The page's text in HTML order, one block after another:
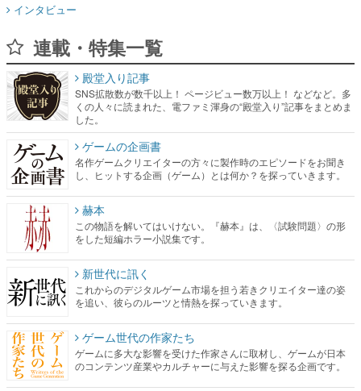
インタビュー
連載・特集一覧
殿堂入り記事
SNS拡散数が数千以上！ ページビュー数万以上！ などなど。多
くの人々に読まれた、電ファミ渾身の“殿堂入り”記事をまとめま
した。
ゲームの企画書
名作ゲームクリエイターの方々に製作時のエピソードをお聞き
し、ヒットする企画（ゲーム）とは何か？を探っていきます。
赫本
この物語を解いてはいけない。『赫本』は、〈試験問題〉の形
をした短編ホラー小説集です。
新世代に訊く
これからのデジタルゲーム市場を担う若きクリエイター達の姿
を追い、彼らのルーツと情熱を探っていきます。
ゲーム世代の作家たち
ゲームに多大な影響を受けた作家さんに取材し、ゲームが日本
のコンテンツ産業やカルチャーに与えた影響を探る企画です。